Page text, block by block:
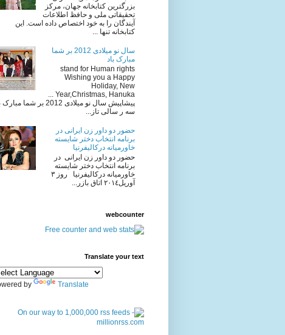
بزرگترین کتابخانه جهان، مرکز
تحقیقاتی ملی و حافظ اطلاعات
آیندگان را به خود اختصاص داده است. این
کتابخانه تنها ...
سال نو میلادی 2012 بر شما
مبارک باد
stand for Human rights
Wishing you a Happy
Holiday, New
Year,Christmas, Hanuka ...
پیشاپیش سال نو میلادی 2012 بر شما
سه ر سالی تاز...
حضور دو داور زن ایرانی در
برنامه انتخاب دختر شایسته
خاورمیانه درکالیفرنیا
حضور دو داور زن ایرانی در
برنامه انتخاب دختر شایسته
خاورمیانه درکالیفرنیا روز ٣
آوريل٢٠١٤ اتاق بازر...
webcounter
Translate your text
by Translate